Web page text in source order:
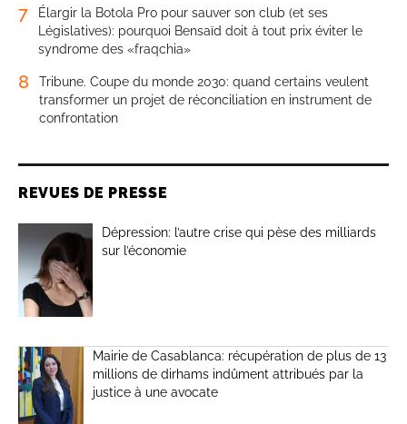
7
Élargir la Botola Pro pour sauver son club (et ses
Législatives): pourquoi Bensaïd doit à tout prix éviter le
syndrome des «fraqchia»
8
Tribune. Coupe du monde 2030: quand certains veulent
transformer un projet de réconciliation en instrument de
confrontation
REVUES DE PRESSE
Dépression: l’autre crise qui pèse des milliards
sur l’économie
Mairie de Casablanca: récupération de plus de 13
millions de dirhams indûment attribués par la
justice à une avocate